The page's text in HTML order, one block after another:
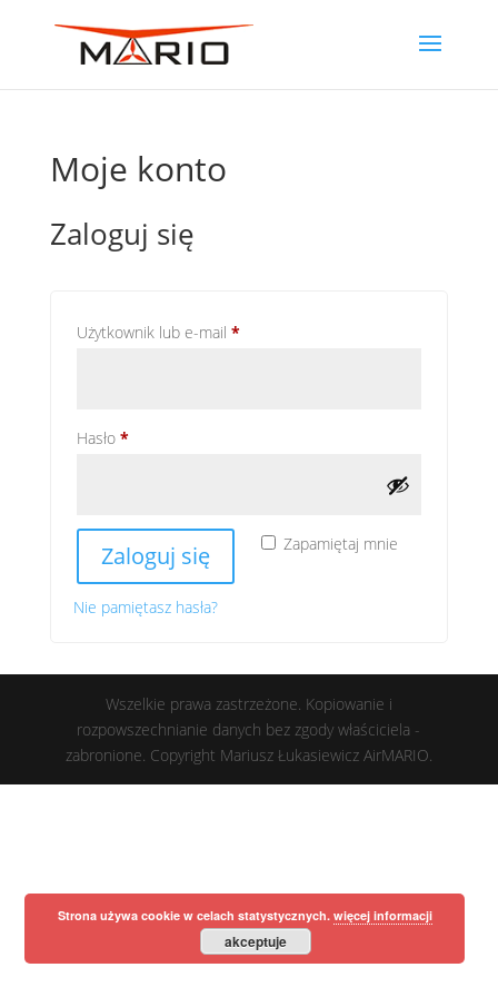
Moje konto
Zaloguj się
Użytkownik lub e-mail *Wymagane
Hasło *Wymagane
Zapamiętaj mnie
Zaloguj się
Nie pamiętasz hasła?
Wszelkie prawa zastrzeżone. Kopiowanie i
rozpowszechnianie danych bez zgody właściciela -
zabronione. Copyright Mariusz Łukasiewicz AirMARIO.
Strona używa cookie w celach statystycznych. więcej informacji
akceptuje